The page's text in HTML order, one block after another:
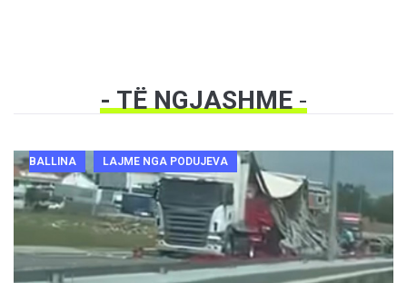
- TË NGJASHME-
BALLINA LAJME NGA PODUJEVA